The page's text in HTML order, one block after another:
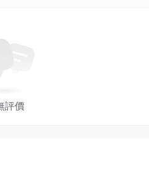
，最高可達$500,000，其中包括現
用托管銀行，並定期接受審計，以保
於初學者在投入真實資金之前學習
評價